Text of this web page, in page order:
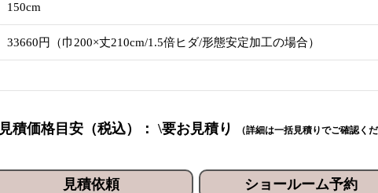
150cm
33660円（巾200×丈210cm/1.5倍ヒダ/形態安定加工の場合）
見積価格目安（税込）： \要お見積り （詳細は一括見積りでご確認く
見積依頼 ショールーム予約